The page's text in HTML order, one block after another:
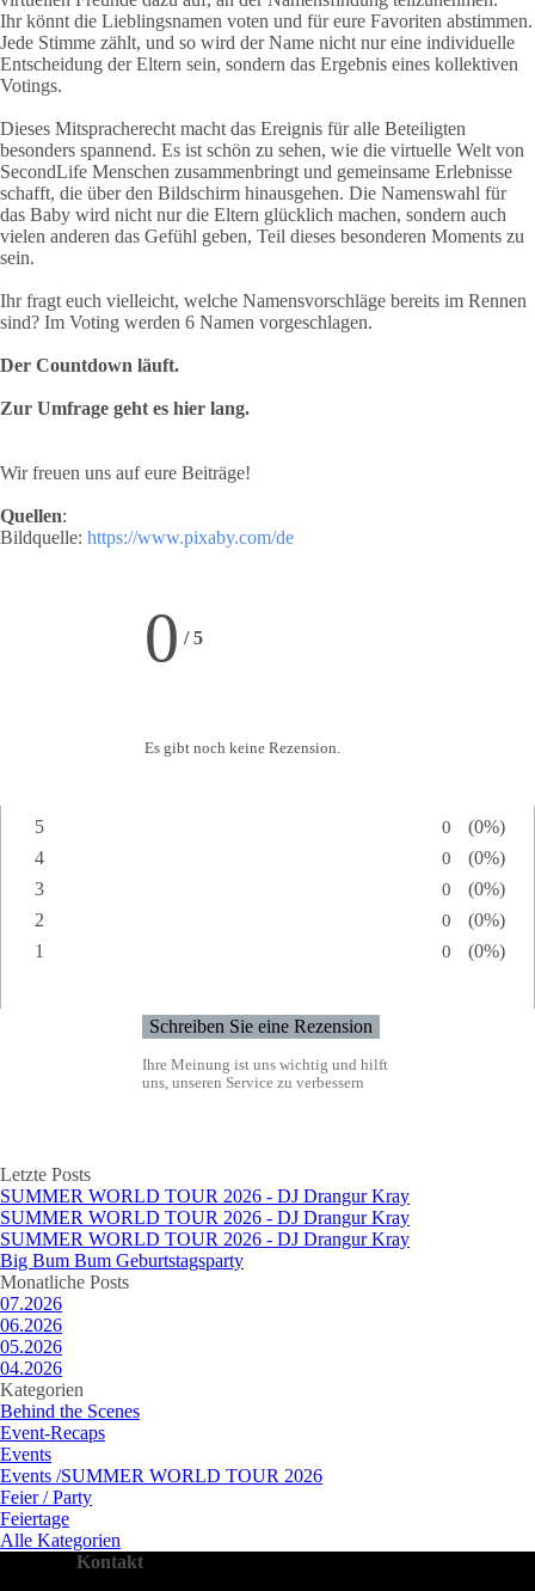
Ihr könnt die Lieblingsnamen voten und für eure Favoriten abstimmen.
Jede Stimme zählt, und so wird der Name nicht nur eine individuelle
Entscheidung der Eltern sein, sondern das Ergebnis eines kollektiven
Votings.
Dieses Mitspracherecht macht das Ereignis für alle Beteiligten
besonders spannend. Es ist schön zu sehen, wie die virtuelle Welt von
SecondLife Menschen zusammenbringt und gemeinsame Erlebnisse
schafft, die über den Bildschirm hinausgehen. Die Namenswahl für
das Baby wird nicht nur die Eltern glücklich machen, sondern auch
vielen anderen das Gefühl geben, Teil dieses besonderen Moments zu
sein.
Ihr fragt euch vielleicht, welche Namensvorschläge bereits im Rennen
sind? Im Voting werden 6 Namen vorgeschlagen.
Der Countdown läuft.
Zur Umfrage geht es hier lang.
Wir freuen uns auf eure Beiträge!
Quellen:
Bildquelle: https://www.pixaby.com/de
0 /5
Es gibt noch keine Rezension.
5 Anzahl von
0 (0%)
4 Anzahl von
0 (0%)
3 Anzahl von
0 (0%)
2 Anzahl von
0 (0%)
1 Anzahl von
0 (0%)
Ihre Meinung ist uns wichtig und hilft
uns, unseren Service zu verbessern
Block überspringen Letzte Posts
Letzte Posts
SUMMER WORLD TOUR 2026 - DJ Drangur Kray
SUMMER WORLD TOUR 2026 - DJ Drangur Kray
SUMMER WORLD TOUR 2026 - DJ Drangur Kray
Big Bum Bum Geburtstagsparty
Block überspringen Monatliche Posts
Monatliche Posts
07.2026
06.2026
05.2026
04.2026
Block überspringen Kategorien
Kategorien
Behind the Scenes
Event-Recaps
Events
Events /SUMMER WORLD TOUR 2026
Feier / Party
Feiertage
Alle Kategorien
Kontakt